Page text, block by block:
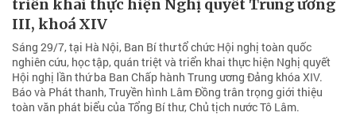
triển khai thực hiện Nghị quyết Trung ương
III, khoá XIV
Sáng 29/7, tại Hà Nội, Ban Bí thư tổ chức Hội nghị toàn quốc
nghiên cứu, học tập, quán triệt và triển khai thực hiện Nghị quyết
Hội nghị lần thứ ba Ban Chấp hành Trung ương Đảng khóa XIV.
Báo và Phát thanh, Truyền hình Lâm Đồng trân trọng giới thiệu
toàn văn phát biểu của Tổng Bí thư, Chủ tịch nước Tô Lâm.